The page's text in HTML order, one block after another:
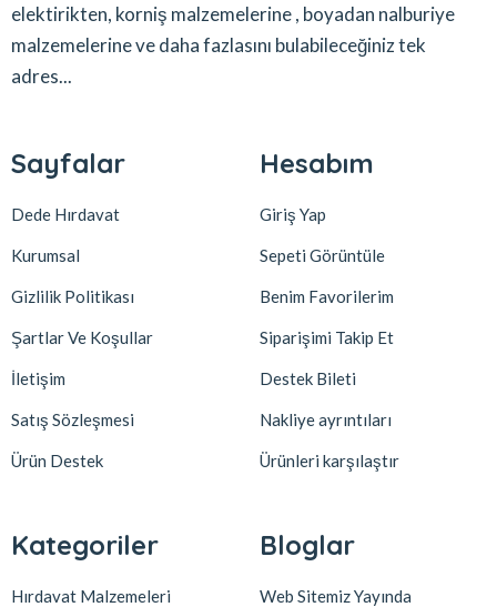
elektirikten, korniş malzemelerine , boyadan nalburiye
malzemelerine ve daha fazlasını bulabileceğiniz tek
adres...
Sayfalar
Dede Hırdavat
Kurumsal
Gizlilik Politikası
Şartlar Ve Koşullar
İletişim
Satış Sözleşmesi
Ürün Destek
Hesabım
Giriş Yap
Sepeti Görüntüle
Benim Favorilerim
Siparişimi Takip Et
Destek Bileti
Nakliye ayrıntıları
Ürünleri karşılaştır
Kategoriler
Hırdavat Malzemeleri
Bloglar
Web Sitemiz Yayında